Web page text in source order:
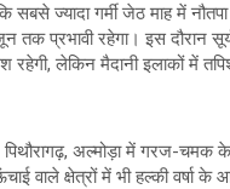
ज्यादा गर्मी जेठ माह में
तक प्रभावी रहेगा। इस दौरान
रहेगी, लेकिन मैदानी इलाकों में
पिथौरागढ़, अल्मोड़ा में गरज-चमक
क्षेत्रों में भी हल्की वर्षा के